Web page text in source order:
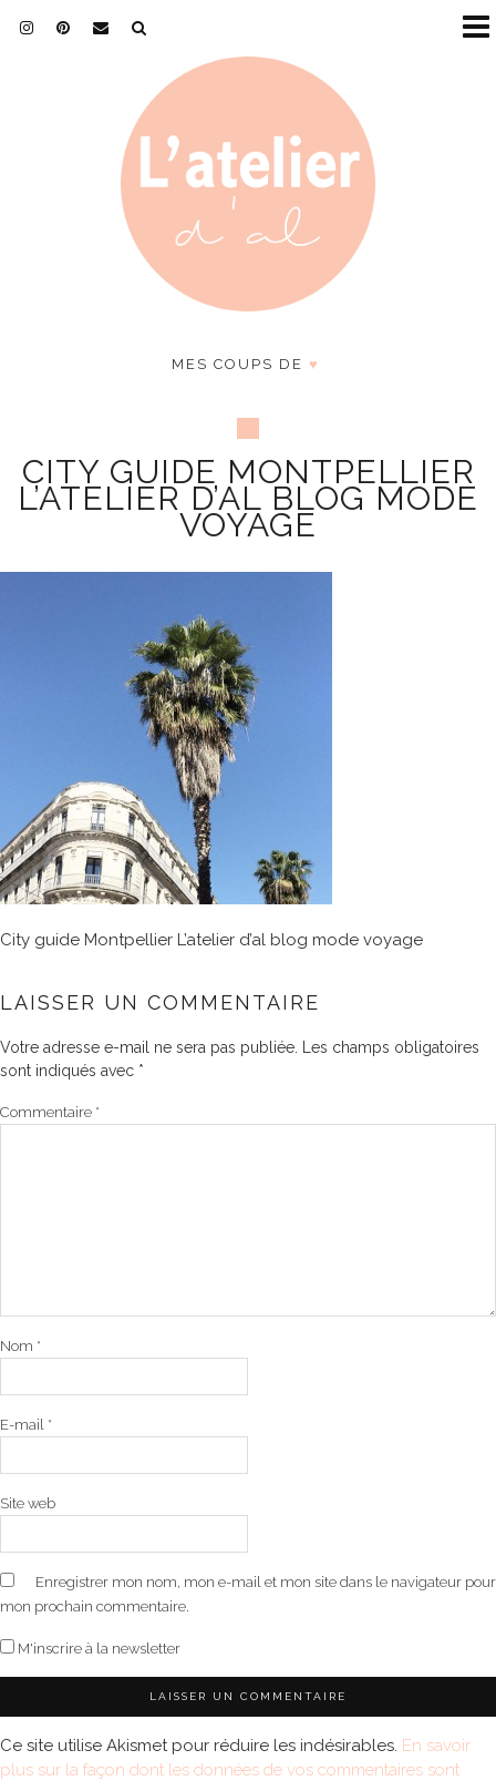
MES COUPS DE ♥
CITY GUIDE MONTPELLIER
L’ATELIER D’AL BLOG MODE
VOYAGE
City guide Montpellier L’atelier d’al blog mode voyage
LAISSER UN COMMENTAIRE
Votre adresse e-mail ne sera pas publiée.
Les champs obligatoires
sont indiqués avec *
Commentaire *
Nom *
E-mail *
Site web
Enregistrer mon nom, mon e-mail et mon site dans le navigateur pour
mon prochain commentaire.
M'inscrire à la newsletter
Ce site utilise Akismet pour réduire les indésirables. En savoir
plus sur la façon dont les données de vos commentaires sont